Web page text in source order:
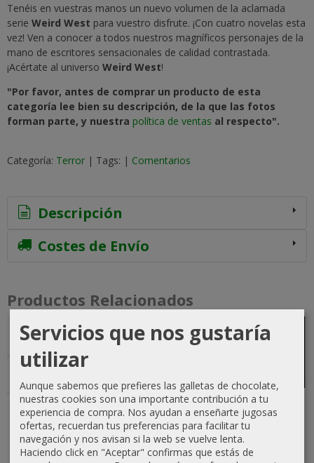
Tenéis en vuestras manos un nuevo volumen de la aclamada
serie Weird West para vuestro disfrute. ¡Con cuatro novelas esta
vez! Ven a conocer a todos nuestros magníficos personajes de la
mano de escritores sensacionales de calidad contrastada.
¡Acértate al universo Weird West!
"Por favor, antes de comprar un producto de esta
categoría lee bien su descripción, de la que las fotos
forman parte, y nuestra política de ventas al respecto".
Categoría: Terror | Tags: | Comentarios
Descripción
Costes de Envío
Productos Relacionados
Agotado-5 %
Después del
Fin: El Largo
Mañana,
La...
Los
Hombres
Monstruo y
otras...
Agotado
El Reinado
de la
Brujería
30,00 €
El Mundo
Sombrío
Servicios que nos gustaría
utilizar
Aunque sabemos que prefieres las galletas de chocolate,
nuestras cookies son una importante contribución a tu
experiencia de compra. Nos ayudan a enseñarte jugosas
ofertas, recuerdan tus preferencias para facilitar tu
navegación y nos avisan si la web se vuelve lenta.
Haciendo click en "Aceptar" confirmas que estás de